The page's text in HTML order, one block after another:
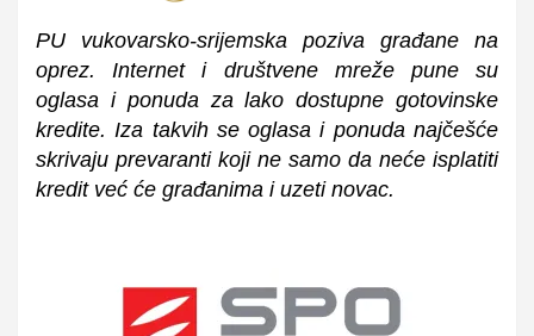
PU vukovarsko-srijemska poziva građane na
oprez. Internet i društvene mreže pune su
oglasa i ponuda za lako dostupne gotovinske
kredite. Iza takvih se oglasa i ponuda najčešće
skrivaju prevaranti koji ne samo da neće isplatiti
kredit već će građanima i uzeti novac.